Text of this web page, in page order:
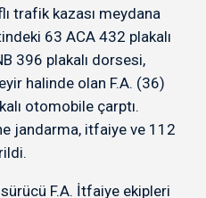
trafik kazası meydana
63 ACA 432 plakalı
396 plakalı dorsesi,
halinde olan F.A. (36)
otomobile çarptı.
jandarma, itfaiye ve 112
F.A. İtfaiye ekipleri